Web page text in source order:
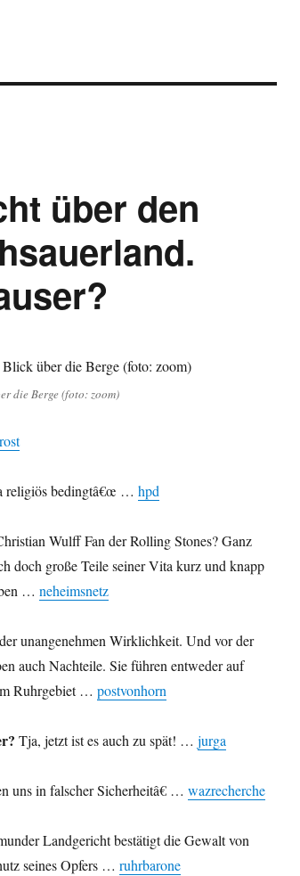
über den
die Berge (foto: zoom)
religiös bedingtâ€œ … hpd
Wulff Fan der Rolling Stones? Ganz
doch große Teile seiner Vita kurz und knapp
… neheimsnetz
unangenehmen Wirklichkeit. Und vor der
auch Nachteile. Sie führen entweder auf
Ruhrgebiet … postvonhorn
Tja, jetzt ist es auch zu spät! … jurga
uns in falscher Sicherheitâ€ … wazrecherche
Landgericht bestätigt die Gewalt von
seines Opfers … ruhrbarone